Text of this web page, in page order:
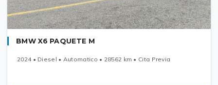
BMW X6 PAQUETE M
2024 • Diesel • Automatico • 28562 km • Cita Previa